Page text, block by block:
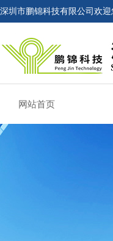
深圳市鹏锦科技有限公司欢迎
网站首页